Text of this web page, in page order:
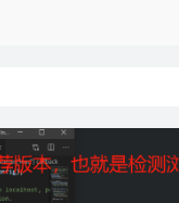
10
メインテーマ「永遠